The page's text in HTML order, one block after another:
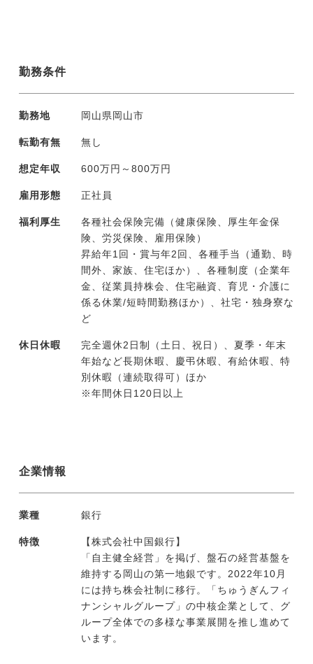
勤務条件
勤務地 岡山県岡山市
転勤有無 無し
想定年収 600万円～800万円
雇用形態 正社員
福利厚生
各種社会保険完備（健康保険、厚生年金保
険、労災保険、雇用保険）
昇給年1回・賞与年2回、各種手当（通勤、時
間外、家族、住宅ほか）、各種制度（企業年
金、従業員持株会、住宅融資、育児・介護に
係る休業/短時間勤務ほか）、社宅・独身寮な
ど
休日休暇
完全週休2日制（土日、祝日）、夏季・年末
年始など長期休暇、慶弔休暇、有給休暇、特
別休暇（連続取得可）ほか
※年間休日120日以上
企業情報
業種 銀行
特徴
【株式会社中国銀行】
「自主健全経営」を掲げ、盤石の経営基盤を
維持する岡山の第一地銀です。2022年10月
には持ち株会社制に移行。「ちゅうぎんフィ
ナンシャルグループ」の中核企業として、グ
ループ全体での多様な事業展開を推し進めて
います。